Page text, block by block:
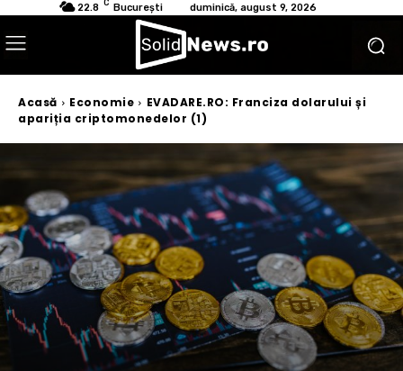
22.8 C București duminică, august 9, 2026
Acasă Economie
EVADARE.RO: Franciza dolarului și
apariția criptomonedelor (1)